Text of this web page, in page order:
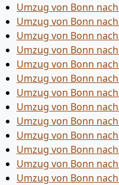
Umzug von Bonn
Umzug von Bonn
Umzug von Bonn
Umzug von Bonn
Umzug von Bonn
Umzug von Bonn
Umzug von Bonn
Umzug von Bonn
Umzug von Bonn
Umzug von Bonn
Umzug von Bonn
Umzug von Bonn
Umzug von Bonn